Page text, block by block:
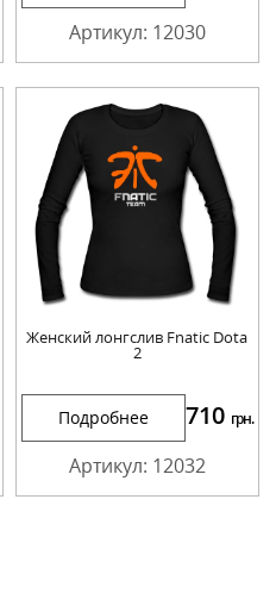
Артикул: 12030
Женский лонгслив Fnatic Dota
2
Подробнее 710 грн.
Артикул: 12032